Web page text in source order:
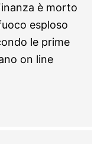
è morto
esploso
le prime
on line